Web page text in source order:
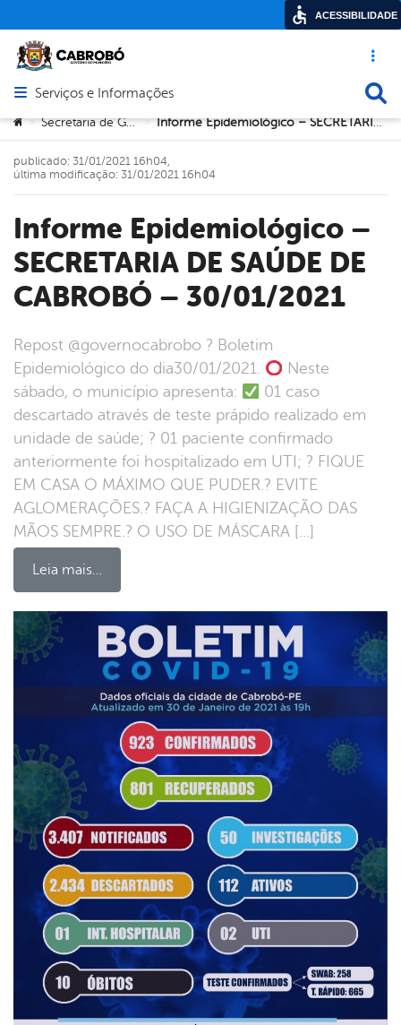
Acesso
Abrir menu principal de navegação
Serviços e Informações
Você está aqui:
> Secretaria de Governo > Informe Epidemiológico – SECRETARIA DE SAÚDE DE CABROBÓ – 30/01/2021
Informe Epidemiológico –
SECRETARIA DE SAÚDE DE
CABROBÓ – 30/01/2021
repost @governocabrobo ? Boletim
Epidemiológico do dia30/01/2021.
Neste
sábado, o município apresenta:
01 caso
descartado através de teste prápido realizado em
unidade de saúde; ? 01 paciente confirmado
anteriormente foi hospitalizado em UTI; ? FIQUE
EM CASA O MÁXIMO QUE PUDER.? EVITE
AGLOMERAÇÕES.? FAÇA A HIGIENIZAÇÃO DAS
MÃOS SEMPRE.? O USO DE MÁSCARA […]
Leia mais…
publicado: 31/01/2021 16h04,
última modificação: 31/01/2021 16h04
ACESSIBILIDADE